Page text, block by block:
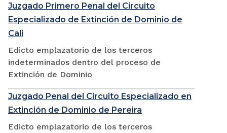
Juzgado Primero Penal del Circuito
Especializado de Extinción de Dominio de
Cali
Edicto emplazatorio de los terceros
indeterminados dentro del proceso de
Extinción de Dominio
Juzgado Penal del Circuito Especializado en
Extinción de Dominio de Pereira
Edicto emplazatorio de los terceros